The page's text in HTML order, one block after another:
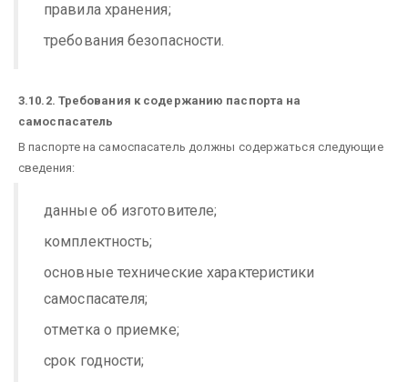
правила хранения;
требования безопасности.
3.10.2. Требования к содержанию паспорта на
самоспасатель
В паспорте на самоспасатель должны содержаться следующие
сведения:
данные об изготовителе;
комплектность;
основные технические характеристики
самоспасателя;
отметка о приемке;
срок годности;